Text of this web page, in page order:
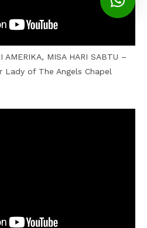
MISA HARI SABTU –
Lady of The Angels Chapel